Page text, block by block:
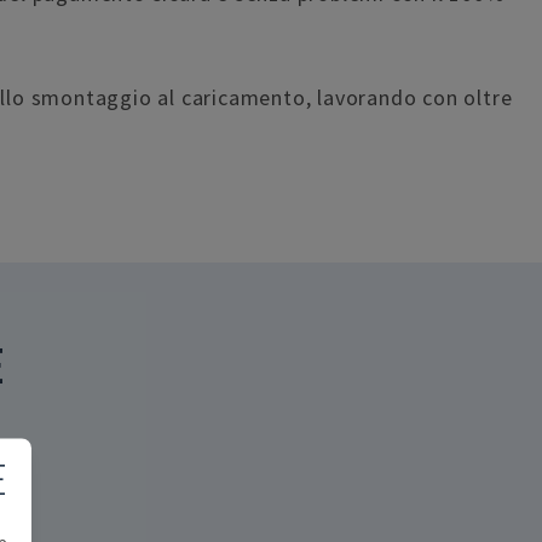
smontaggio al caricamento, lavorando con oltre